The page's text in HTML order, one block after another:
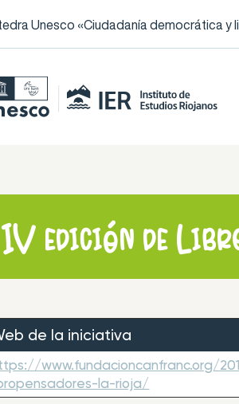
Unesco «Ciudadanía democrática y
IV edición de
de la iniciativa
www.fundacioncanfranc.org/
la-rioja/